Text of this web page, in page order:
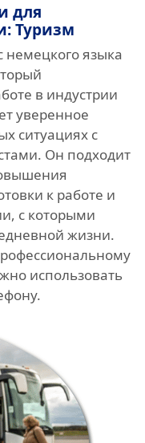
для
Туризм
немецкого языка
в индустрии
уверенное
ситуациях с
Он подходит
к работе и
с которыми
жизни.
использовать